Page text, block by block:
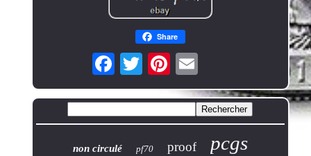
Share
non circulé pf70 proof pcgs